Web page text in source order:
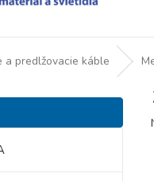
a predlžovacie káble